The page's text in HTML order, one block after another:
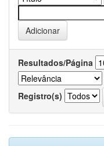
Resultados/Página
Registro(s)